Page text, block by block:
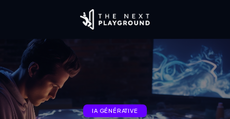
IA GÉNÉRATIVE